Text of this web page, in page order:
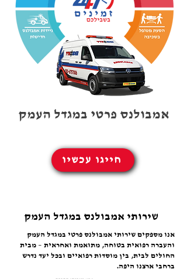
אמבולנס פרטי במגדל העמק
חייגו עכשיו
שירותי אמבולנס במגדל העמק
אנו מספקים שירותי אמבולנס פרטי במגדל העמק
והעברה רפואית בטוחה, מתואמת ואחראית – מבית
החולים לבית, בין מוסדות רפואיים ובכל יעד נדרש
ברחבי ארצנו היפה.